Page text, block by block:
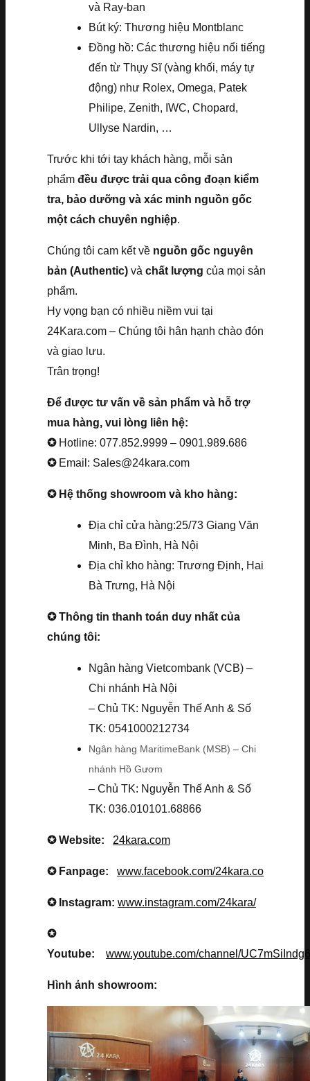
và Ray-ban
Bút ký: Thương hiệu Montblanc
Đồng hồ: Các thương hiệu nổi tiếng
đến từ Thụy Sĩ (vàng khối, máy tự
động) như Rolex, Omega, Patek
Philipe, Zenith, IWC, Chopard,
Ullyse Nardin, …
Trước khi tới tay khách hàng, mỗi sản
phẩm đều được trải qua công đoạn kiểm
tra, bảo dưỡng và xác minh nguồn gốc
một cách chuyên nghiệp.
Chúng tôi cam kết về nguồn gốc nguyên
bản (Authentic) và chất lượng của mọi sản
phẩm.
Hy vọng bạn có nhiều niềm vui tại
24Kara.com – Chúng tôi hân hạnh chào đón
và giao lưu.
Trân trọng!
Để được tư vấn về sản phẩm và hỗ trợ
mua hàng, vui lòng liên hệ:
✪ Hotline: 077.852.9999 – 0901.989.686
✪ Email: Sales@24kara.com
✪ Hệ thống showroom và kho hàng:
Địa chỉ cửa hàng:25/73 Giang Văn
Minh, Ba Đình, Hà Nội
Địa chỉ kho hàng: Trương Định, Hai
Bà Trưng, Hà Nội
✪ Thông tin thanh toán duy nhất của
chúng tôi:
Ngân hàng Vietcombank (VCB) –
Chi nhánh Hà Nội
– Chủ TK: Nguyễn Thế Anh & Số
TK: 0541000212734
Ngân hàng MaritimeBank (MSB) – Chi
nhánh Hồ Gươm
– Chủ TK: Nguyễn Thế Anh & Số
TK: 036.010101.68866
✪ Website: 24kara.com
✪ Fanpage: www.facebook.com/24kara.co
✪ Instagram: www.instagram.com/24kara/
✪
Youtube: www.youtube.com/channel/
Hình ảnh showroom: